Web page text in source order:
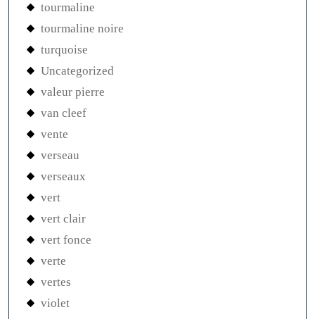
tourmaline
tourmaline noire
turquoise
Uncategorized
valeur pierre
van cleef
vente
verseau
verseaux
vert
vert clair
vert fonce
verte
vertes
violet